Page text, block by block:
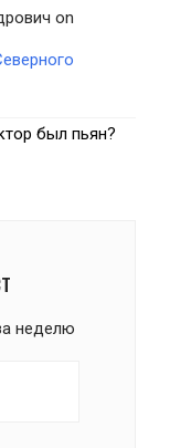
on
был пьян?
неделю